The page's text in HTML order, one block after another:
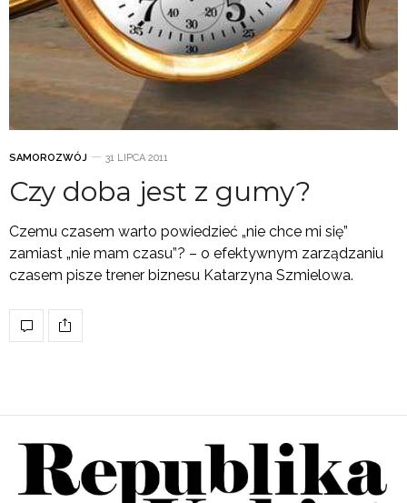
SAMOROZWÓJ 31 LIPCA 2011
Czy doba jest z gumy?
Czemu czasem warto powiedzieć „nie chce mi się”
zamiast „nie mam czasu”? – o efektywnym zarządzaniu
czasem pisze trener biznesu Katarzyna Szmielowa.